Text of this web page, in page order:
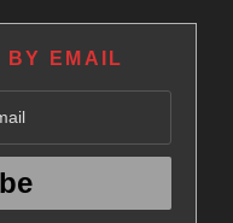
BY EMAIL